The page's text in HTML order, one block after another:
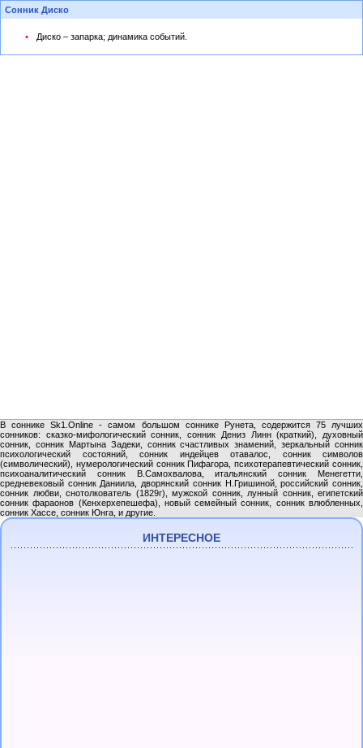
Сонник Диско
Диско – запарка; динамика событий.
В соннике Sk1.Online - самом большом соннике Рунета, содержится 75 лучших
сонников: сказко-мифологический сонник, сонник Дениз Линн (краткий), духовный
сонник, сонник Мартына Задеки, сонник счастливых знамений, зеркальный сонник
психологический состояний, сонник индейцев отавалос, сонник символов
(символический), нумерологический сонник Пифагора, психотерапевтический сонник,
психоаналитический сонник В.Самохвалова, итальянский сонник Менегетти,
средневековый сонник Даниила, дворянский сонник Н.Гришиной, российский сонник,
сонник любви, снотолкователь (1829г), мужской сонник, лунный сонник, египетский
сонник фараонов (Кенхерхепешефа), новый семейный сонник, сонник влюбленных,
сонник Хассе, сонник Юнга, и другие.
ИНТЕРЕСНОЕ